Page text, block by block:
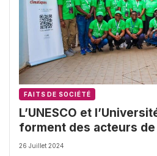
FAITS DE SOCIÉTÉ
L’UNESCO et
forment des acteurs
changements
26 Juillet 2024